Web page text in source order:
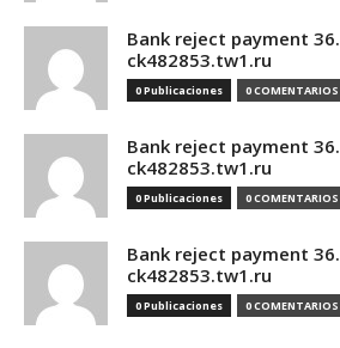
Bank reject payment
ck482853.tw1.ru
0 Publicaciones 0 COMENTARIOS
Bank reject payment
ck482853.tw1.ru
0 Publicaciones 0 COMENTARIOS
Bank reject payment
ck482853.tw1.ru
0 Publicaciones 0 COMENTARIOS